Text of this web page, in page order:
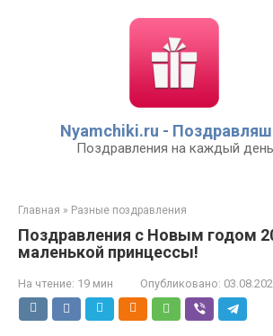
Nyamchiki.ru -
Поздравления на каждый день
Главная » Разные поздравления
Поздравления с Новым годом
маленькой принцессы!
На чтение: 19 мин Опубликовано: